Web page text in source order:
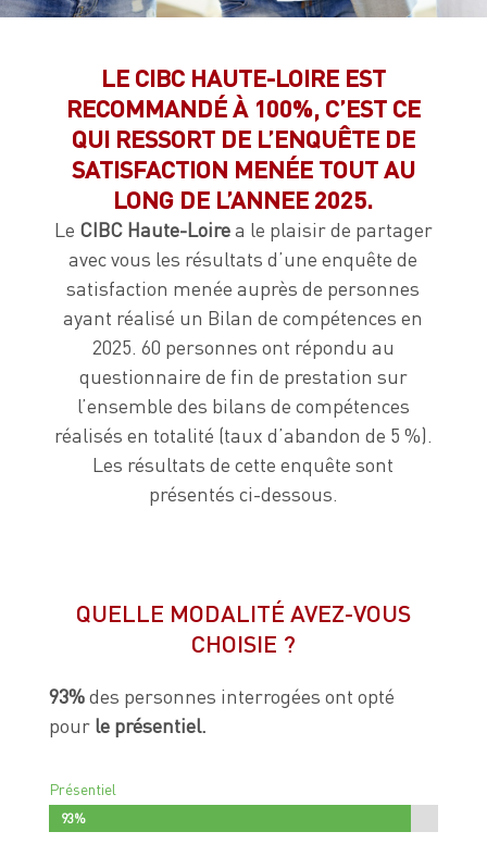
LE CIBC HAUTE-LOIRE EST
RECOMMANDÉ À 100%, C’EST CE
QUI RESSORT DE L’ENQUÊTE DE
SATISFACTION MENÉE TOUT AU
LONG DE L’ANNEE 2025.
Le CIBC Haute-Loirea le plaisir de partager
avec vous les résultats d’une enquête de
satisfaction menée auprès de personnes
ayant réalisé un Bilan de compétences en
2025. 60 personnes ont répondu au
questionnaire de fin de prestation sur
l’ensemble des bilans de compétences
réalisés en totalité (taux d’abandon de 5 %).
Les résultats de cette enquête sont
présentés ci-dessous.
QUELLE MODALITÉ AVEZ-VOUS
CHOISIE ?
93%des personnes interrogées ont opté
pourle présentiel.
Présentiel
93%
93%